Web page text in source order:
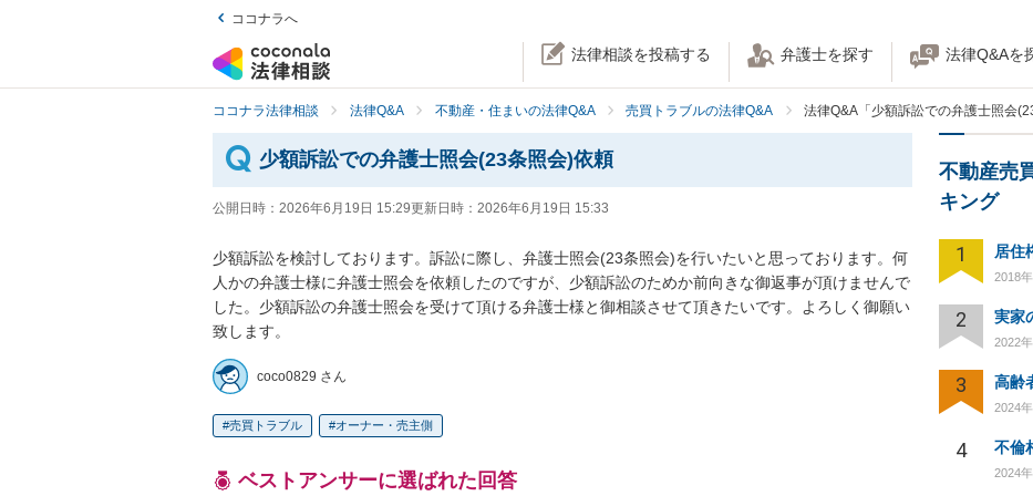
ココナラへ
法律相談を投稿する 弁護士を探す 法律Q&Aを
ココナラ法律相談 法律Q&A 不動産・住まいの法律Q&A 売買トラブルの法律Q&A 法律Q&A「少額訴訟での弁護士照会
少額訴訟での弁護士照会(23条照会)依頼
公開日時： 2026年6月19日 15:29更新日時： 2026年6月19日 15:33
少額訴訟を検討しております。訴訟に際し、弁護士照会(23条照会)を行いたいと思っております。何
人かの弁護士様に弁護士照会を依頼したのですが、少額訴訟のためか前向きな御返事が頂けませんで
した。少額訴訟の弁護士照会を受けて頂ける弁護士様と御相談させて頂きたいです。よろしく御願い
致します。
coco0829 さん
売買トラブル オーナー・売主側
ベストアンサーに選ばれた回答
不動産売
キング
1 居住
2018
2 実家
2022
3 高
2024
4
2024